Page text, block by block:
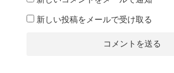
新しい投稿をメールで受け取る